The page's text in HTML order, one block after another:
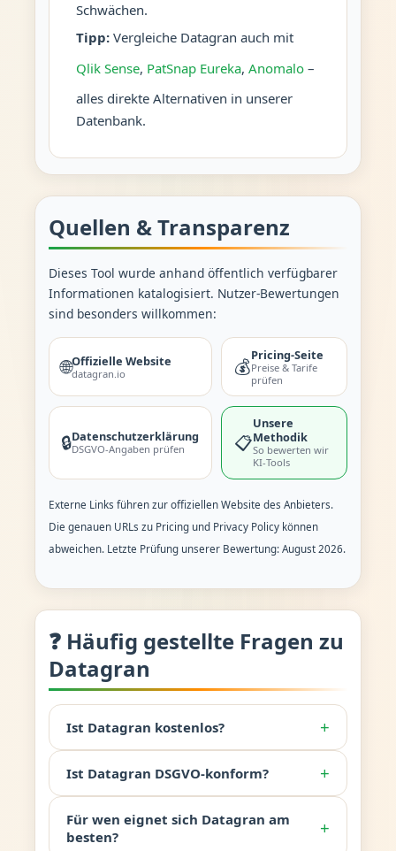
Schwächen.
Tipp:Vergleiche Datagran auch mit
Qlik Sense, PatSnap Eureka, Anomalo–
alles direkte Alternativen in unserer
Datenbank.
Quellen & Transparenz
Dieses Tool wurde anhand öffentlich verfügbarer
Informationen katalogisiert. Nutzer-Bewertungen
sind besonders willkommen:
🌐Offizielle Website
datagran.io 💰
Pricing-Seite
Preise & Tarife
prüfen
🔒Datenschutzerklärung
DSGVO-Angaben prüfen 📋
Unsere
Methodik
So bewerten wir
KI-Tools
Externe Links führen zur offiziellen Website des Anbieters.
Die genauen URLs zu Pricing und Privacy Policy können
abweichen. Letzte Prüfung unserer Bewertung: August 2026.
❓ Häufig gestellte Fragen zu
Datagran
Ist Datagran kostenlos? +
Ist Datagran DSGVO-konform? +
Für wen eignet sich Datagran am
besten?
+